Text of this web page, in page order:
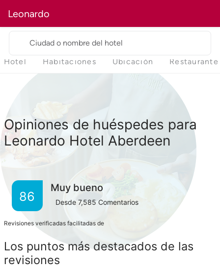
Leonardo
Ciudad o nombre del hotel
Hotel Habitaciones Ubicación Restaurante
Opiniones de huéspedes para
Leonardo Hotel Aberdeen
86
Muy bueno
Desde 7,585 Comentarios
Revisiones verificadas facilitadas de
Los puntos más destacados de las
revisiones